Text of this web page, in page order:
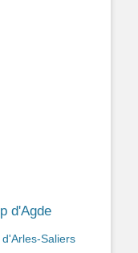
in/gigi-
d'Agde
Saliers